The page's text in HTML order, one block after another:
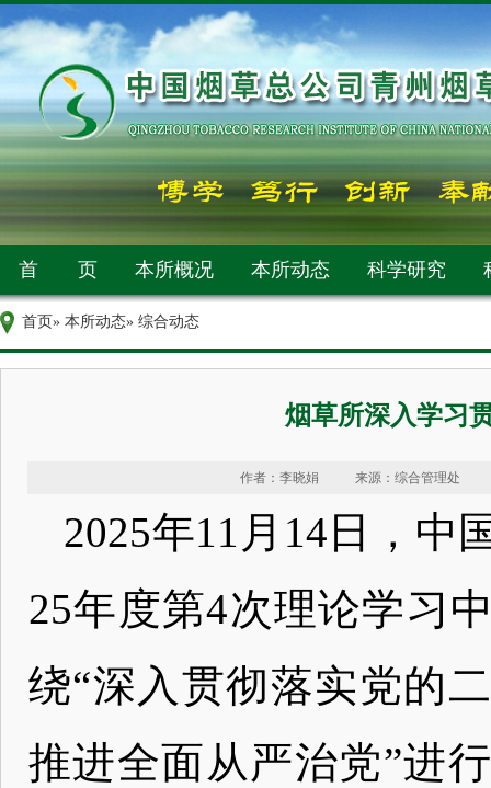
首 页 本所概况 本所动态 科学研究
首页» 本所动态» 综合动态
烟草所深入学习
作者：李晓娟 来源：综合管理处
2025年11月14日，中
25年度第4次理论学习
绕“深入贯彻落实党的
推进全面从严治党”进